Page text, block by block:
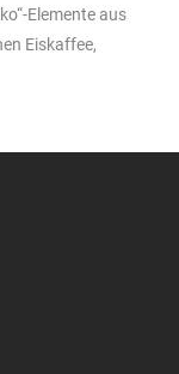
Elemente aus
Eiskaffee,